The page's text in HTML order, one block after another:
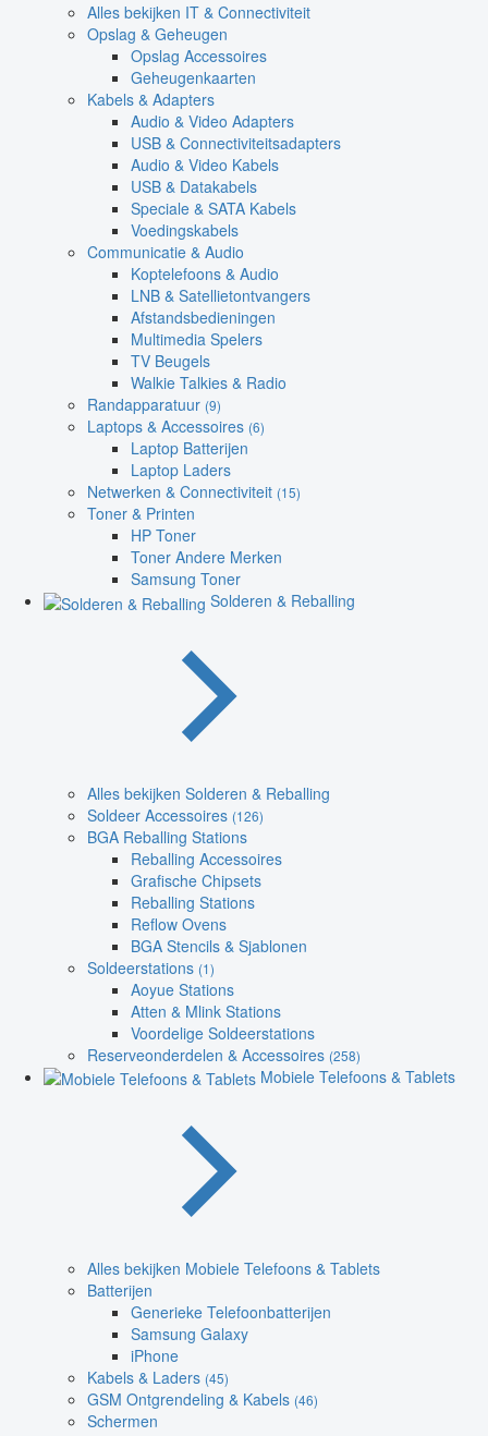
Alles bekijken IT & Connectiviteit
Opslag & Geheugen
Opslag Accessoires
Geheugenkaarten
Kabels & Adapters
Audio & Video Adapters
USB & Connectiviteitsadapters
Audio & Video Kabels
USB & Datakabels
Speciale & SATA Kabels
Voedingskabels
Communicatie & Audio
Koptelefoons & Audio
LNB & Satellietontvangers
Afstandsbedieningen
Multimedia Spelers
TV Beugels
Walkie Talkies & Radio
Randapparatuur (9)
Laptops & Accessoires (6)
Laptop Batterijen
Laptop Laders
Netwerken & Connectiviteit (15)
Toner & Printen
HP Toner
Toner Andere Merken
Samsung Toner
Solderen & Reballing
Alles bekijken Solderen & Reballing
Soldeer Accessoires (126)
BGA Reballing Stations
Reballing Accessoires
Grafische Chipsets
Reballing Stations
Reflow Ovens
BGA Stencils & Sjablonen
Soldeerstations (1)
Aoyue Stations
Atten & Mlink Stations
Voordelige Soldeerstations
Reserveonderdelen & Accessoires (258)
Mobiele Telefoons & Tablets
Alles bekijken Mobiele Telefoons & Tablets
Batterijen
Generieke Telefoonbatterijen
Samsung Galaxy
iPhone
Kabels & Laders (45)
GSM Ontgrendeling & Kabels (46)
Schermen